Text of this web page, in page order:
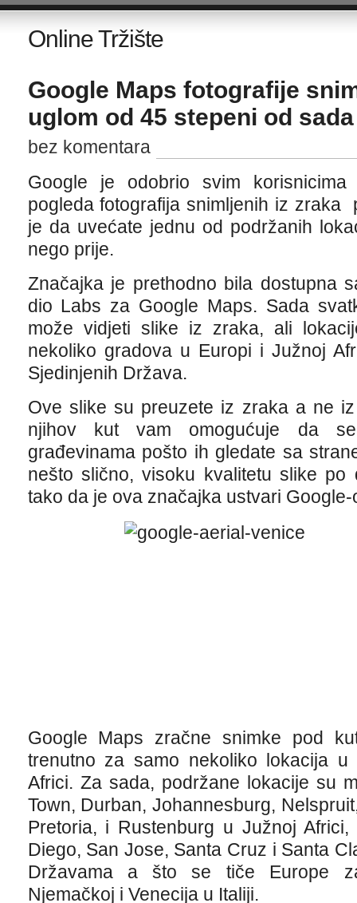
Online Tržište
Google Maps fotografije
uglom od 45 stepeni od
bez komentara
Google je odobrio svim korisnicima
pogleda fotografija snimljenih iz zraka
je da uvećate jednu od podržanih
nego prije.
Značajka je prethodno bila dostupna
dio Labs za Google Maps. Sada
može vidjeti slike iz zraka, ali
nekoliko gradova u Europi i Južnoj
Sjedinjenih Država.
Ove slike su preuzete iz zraka a ne
njihov kut vam omogućuje da
građevinama pošto ih gledate sa
nešto slično, visoku kvalitetu slike po
tako da je ova značajka ustvari
Google Maps zračne snimke pod
trenutno za samo nekoliko lokacija u
Africi. Za sada, podržane lokacije su
Town, Durban, Johannesburg,
Pretoria, i Rustenburg u Južnoj
Diego, San Jose, Santa Cruz i Santa
Državama a što se tiče Europe
Njemačkoj i Venecija u Italiji.